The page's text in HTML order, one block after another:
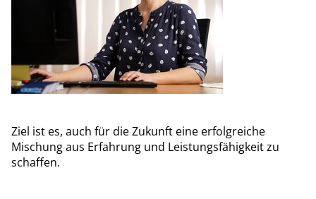
Ziel ist es, auch für die Zukunft eine erfolgreiche
Mischung aus Erfahrung und Leistungsfähigkeit zu
schaffen.